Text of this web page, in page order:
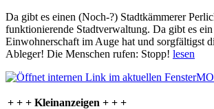
Da gibt es einen (Noch-?) Stadtkämmerer
funktionierende Stadtverwaltung. Da gibt es
Einwohnerschaft im Auge hat und sorgfältigst
Ableger! Die Menschen rufen: Stopp! lesen
+ + + Kleinanzeigen + + +